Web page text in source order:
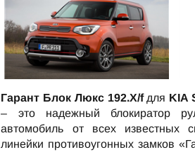
Гарант Блок Люкс 192.X/fдля KIA
– это надежный блокиратор
автомобиль от всех известных
линейки противоугонных замков